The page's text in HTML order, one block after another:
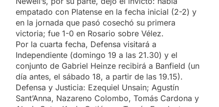
empatado con Platense en la fecha inicial (2-2) y
en la jornada que pasó cosechó su primera
victoria; fue 1-0 en Rosario sobre Vélez.
Por la cuarta fecha, Defensa visitará a
Independiente (domingo 19 a las 21.30) y el
conjunto de Gabriel Heinze recibirá a Banfield (un
día antes, el sábado 18, a partir de las 19.15).
Defensa y Justicia: Ezequiel Unsain; Agustín
Sant’Anna, Nazareno Colombo, Tomás Cardona y